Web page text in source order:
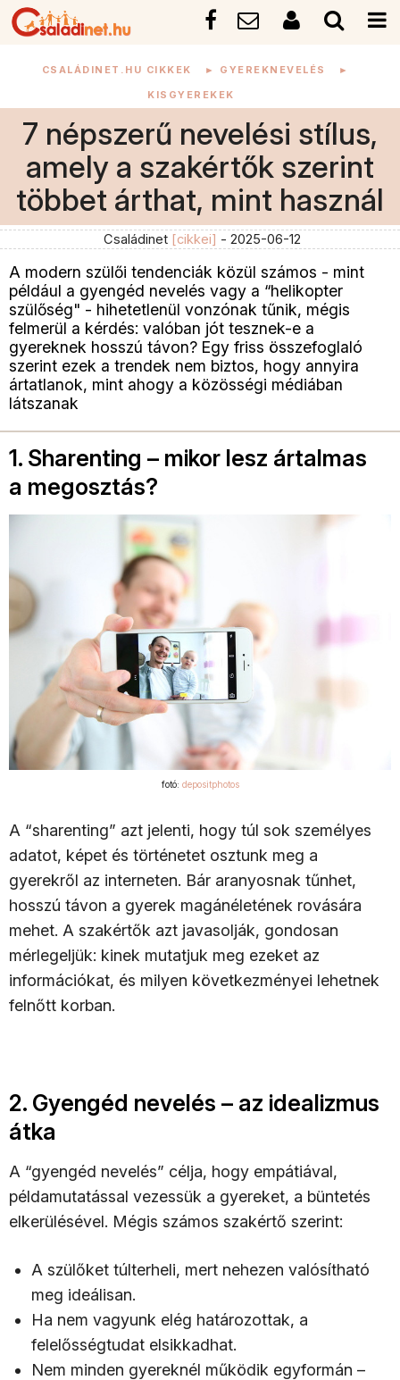
CSALÁDINET.HU CIKKEK ► GYEREKNEVELÉS ►
KISGYEREKEK
7 népszerű nevelési stílus,
amely a szakértők szerint
többet árthat, mint használ
Családinet [cikkei] - 2025-06-12
A modern szülői tendenciák közül számos - mint
például a gyengéd nevelés vagy a “helikopter
szülőség" - hihetetlenül vonzónak tűnik, mégis
felmerül a kérdés: valóban jót tesznek-e a
gyereknek hosszú távon? Egy friss összefoglaló
szerint ezek a trendek nem biztos, hogy annyira
ártatlanok, mint ahogy a közösségi médiában
látszanak
1. Sharenting – mikor lesz ártalmas
a megosztás?
fotó: depositphotos
A “sharenting” azt jelenti, hogy túl sok személyes
adatot, képet és történetet osztunk meg a
gyerekről az interneten. Bár aranyosnak tűnhet,
hosszú távon a gyerek magánéletének rovására
mehet. A szakértők azt javasolják, gondosan
mérlegeljük: kinek mutatjuk meg ezeket az
információkat, és milyen következményei lehetnek
felnőtt korban.
2. Gyengéd nevelés – az idealizmus
átka
A “gyengéd nevelés” célja, hogy empátiával,
példamutatással vezessük a gyereket, a büntetés
elkerülésével. Mégis számos szakértő szerint:
A szülőket túlterheli, mert nehezen valósítható
meg ideálisan.
Ha nem vagyunk elég határozottak, a
felelősségtudat elsikkadhat.
Nem minden gyereknél működik egyformán –